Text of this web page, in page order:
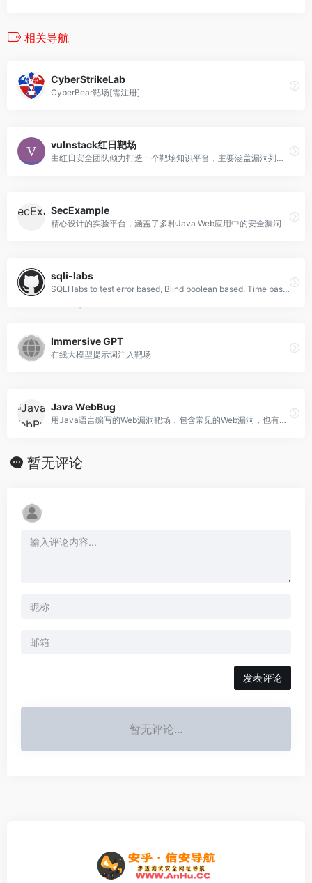
相关导航
CyberStrikeLab
CyberBear靶场[需注册]
vulnstack红日靶场
由红日安全团队倾力打造一个靶场知识平台，主要涵盖漏洞列表、资源分享、帮助文档、漏洞博客
SecExample
精心设计的实验平台，涵盖了多种Java Web应用中的安全漏洞
sqli-labs
SQLI labs to test error based, Blind boolean based, Time based. - Audi-1/sqli-labs
Immersive GPT
在线大模型提示词注入靶场
Java WebBug
用Java语言编写的Web漏洞靶场，包含常见的Web漏洞，也有一些业务逻辑漏洞
暂无评论
发表评论
暂无评论...